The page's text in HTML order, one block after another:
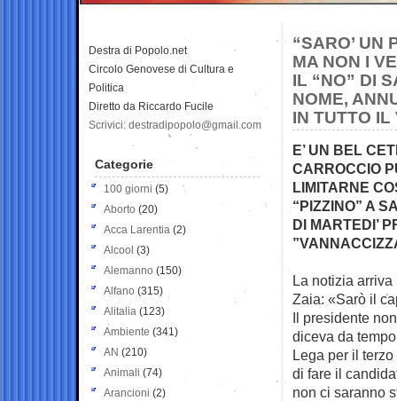
“SARO’ UN
MA NON I
IL “NO” DI
NOME,
IN TUTTO IL
E’ UN BEL
CARROCCIO
LIMITARNE
“PIZZINO” A
DI MARTEDI’
La notizia
Zaia: «Sarò il
Il presidente
diceva da
Lega per il
di fare il
non ci saranno
Destra di Popolo.net
Circolo Genovese di Cultura e
Politica
Diretto da Riccardo Fucile
Scrivici: destradipopolo@gmail.com
Categorie
100 giorni (5)
Aborto (20)
Acca Larentia (2)
Alcool (3)
Alemanno (150)
Alfano (315)
Alitalia (123)
Ambiente (341)
AN (210)
Animali (74)
Arancioni (2)